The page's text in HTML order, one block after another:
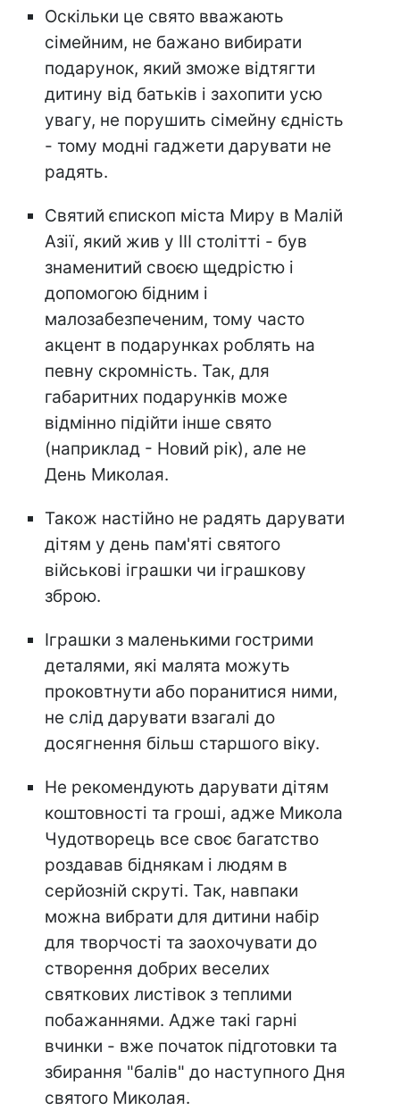
Оскільки це свято вважають
сімейним, не бажано вибирати
подарунок, який зможе відтягти
дитину від батьків і захопити усю
увагу, не порушить сімейну єдність
- тому модні гаджети дарувати не
радять.
Святий єпископ міста Миру в Малій
Азії, який жив у III столітті - був
знаменитий своєю щедрістю і
допомогою бідним і
малозабезпеченим, тому часто
акцент в подарунках роблять на
певну скромність. Так, для
габаритних подарунків може
відмінно підійти інше свято
(наприклад - Новий рік), але не
День Миколая.
Також настійно не радять дарувати
дітям у день пам'яті святого
військові іграшки чи іграшкову
зброю.
Іграшки з маленькими гострими
деталями, які малята можуть
проковтнути або поранитися ними,
не слід дарувати взагалі до
досягнення більш старшого віку.
Не рекомендують дарувати дітям
коштовності та гроші, адже Микола
Чудотворець все своє багатство
роздавав біднякам і людям в
серйозній скруті. Так, навпаки
можна вибрати для дитини набір
для творчості та заохочувати до
створення добрих веселих
святкових листівок з теплими
побажаннями. Адже такі гарні
вчинки - вже початок підготовки та
збирання "балів" до наступного Дня
святого Миколая.